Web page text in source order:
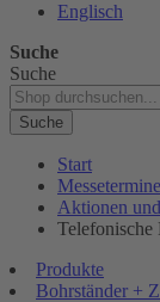
Englisch
Suche
Suche
Suche
Start
Messetermine
Aktionen
Telefonische
Produkte
Bohrständer +